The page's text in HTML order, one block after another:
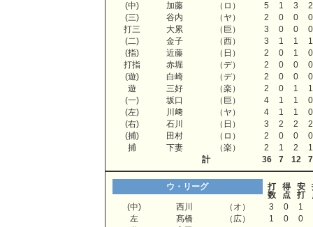
(中)
加藤 （ロ） 5 1 3
2
(三)
谷内 （ヤ） 2 0 0
0
打三
大累 （巨） 3 0 0
0
(二)
金子 （西） 3 1 1
1
(指)
近藤 （日） 2 0 1
0
打指
赤堀 （デ） 2 0 0
0
(遊)
白崎 （デ） 2 0 0
0
遊
三好 （楽） 2 0 1
1
(一)
坂口 （巨） 4 1 1
0
(左)
川﨑 （ヤ） 4 1 1
0
(右)
石川 （日） 3 2 2
2
(捕)
田村 （ロ） 2 0 0
0
捕
下妻 （楽） 2 1 2
1
計
36 7 12 7
ウ・リーグ
打
数
得
点
安
打
(中)
西川 （オ） 3 0
1
左
髙橋 （広） 1 0
0